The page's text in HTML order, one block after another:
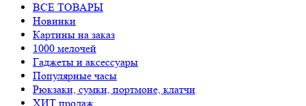
ВСЕ ТОВАРЫ
Новинки
Картины на заказ
1000 мелочей
Гаджеты и аксессуары
Популярные часы
Рюкзаки, сумки, портмоне, клатчи
ХИТ продаж